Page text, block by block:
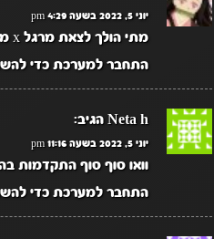
יוני 5, 2022 בשעה 4:29 pm
מתי הולך לצאת מרגל x משפחה?
התחבר למערכת כדי
Neta h הגיב:
יוני 5, 2022 בשעה 11:16 pm
וואו סוף סוף התקדמות
התחבר למערכת כדי